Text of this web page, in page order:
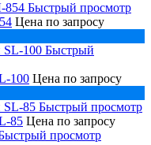
Быстрый просмотр
Цена по запросу
Быстрый
100 Цена по запросу
Быстрый просмотр
85 Цена по запросу
просмотр